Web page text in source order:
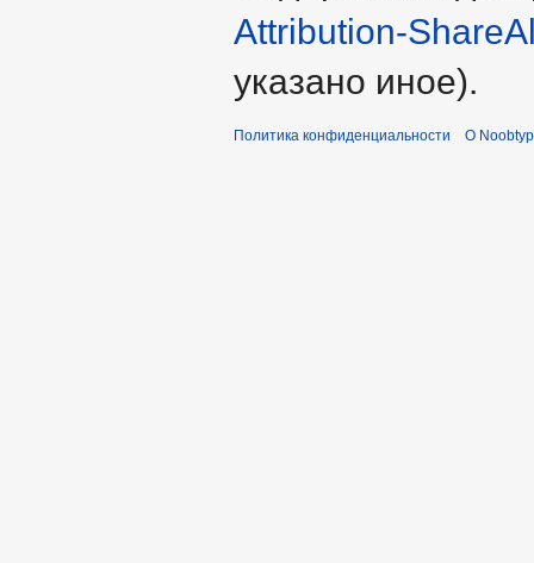
Attribution-
указано иное).
Политика конфиденциальности О